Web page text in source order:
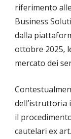
riferimento
Business
dalla
ottobre 2025,
mercato dei
dell’istruttoria
il
cautelari ex